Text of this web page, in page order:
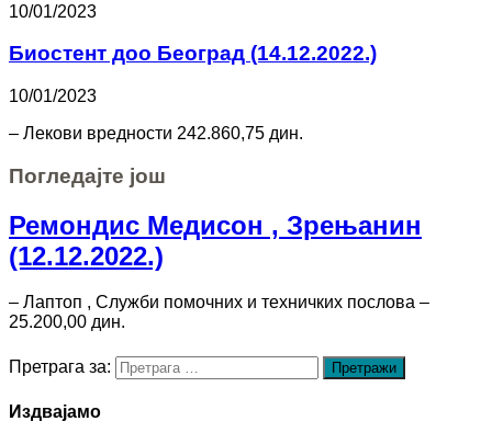
10/01/2023
Биостент доо Београд (14.12.2022.)
10/01/2023
– Лекови вредности 242.860,75 дин.
Погледајте још
Ремондис Медисон , Зрењанин
(12.12.2022.)
– Лаптоп , Служби помочних и техничких послова –
25.200,00 дин.
Претрага за:
Издвајамо